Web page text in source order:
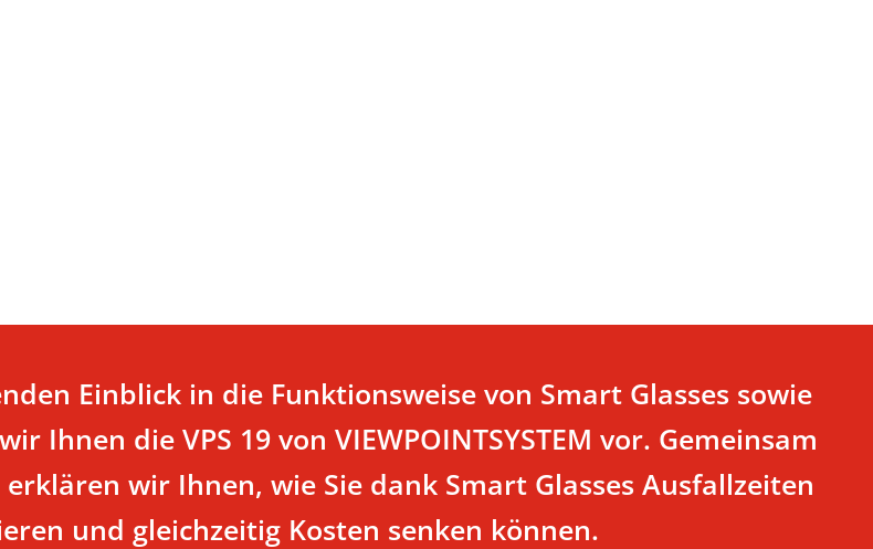
Einblick in die Funktionsweise von Smart Glasses sowie
Ihnen die VPS 19 von VIEWPOINTSYSTEM vor. Gemeinsam
erklären wir Ihnen, wie Sie dank Smart Glasses Ausfallzeiten
und gleichzeitig Kosten senken können.